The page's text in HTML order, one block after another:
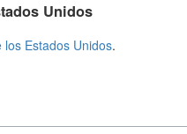
Unidos
Estados Unidos.